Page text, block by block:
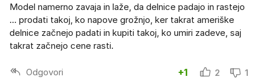
Model namerno zavaja in laže, da delnice padajo in rastejo
... prodati takoj, ko napove grožnjo, ker takrat ameriške
delnice začnejo padati in kupiti takoj, ko umiri zadeve, saj
takrat začnejo cene rasti.
Odgovori +1 2 1